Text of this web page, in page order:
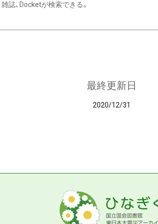
雑誌、Docketが検索できる。
最終更新日
2020/12/31